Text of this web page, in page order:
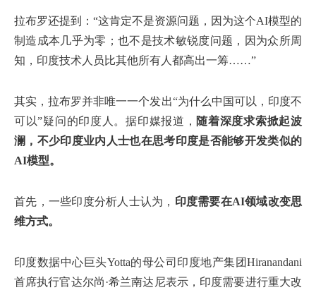
拉布罗还提到：“这肯定不是资源问题，因为这个AI模型的
制造成本几乎为零；也不是技术敏锐度问题，因为众所周
知，印度技术人员比其他所有人都高出一筹……”
其实，拉布罗并非唯一一个发出“为什么中国可以，印度不
可以”疑问的印度人。据印媒报道， 随着深度求索掀起波
澜，不少印度业内人士也在思考印度是否能够开发类似的
AI模型。
首先，一些印度分析人士认为，
印度需要在AI领域改变思
维方式。
印度数据中心巨头Yotta的母公司印度地产集团Hiranandani
首席执行官达尔尚·希兰南达尼表示，印度需要进行重大改